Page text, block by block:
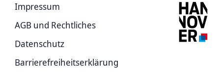
Impressum
AGB und Rechtliches
Datenschutz
Barriere­freiheits­erklärung